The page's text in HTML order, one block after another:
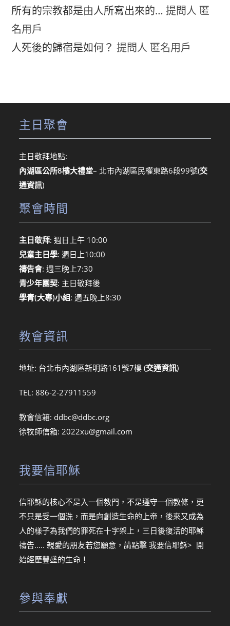
所有的宗教都是由人所寫出來的… 提問人 匿
名用戶
人死後的歸宿是如何？ 提問人 匿名用戶
主日聚會
主日敬拜地點:
內湖區公所8樓大禮堂– 北市內湖區民權東路6段99號(交
通資訊)
聚會時間
主日敬拜: 週日上午 10:00
兒童主日學: 週日上10:00
禱告會: 週三晚上7:30
青少年團契: 主日敬拜後
學青(大專)小組: 週五晚上8:30
教會資訊
地址: 台北市內湖區新明路161號7樓 (交通資訊)
TEL: 886-2-27911559
教會信箱: ddbc@ddbc.org
徐牧師信箱:2022xu@gmail.com
我要信耶穌
信耶穌的核心不是入一個教門，不是遵守一個教條，更
不只是受一個洗，而是向創造生命的上帝，後來又成為
人的樣子為我們的罪死在十字架上，三日後復活的耶穌
禱告….. 親愛的朋友若您願意，請點擊我要信耶穌> 開
始經歷豐盛的生命！
參與奉獻